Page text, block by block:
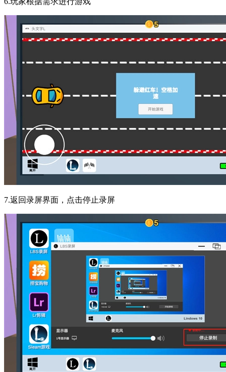
7.返回录屏界面，点击停止录屏